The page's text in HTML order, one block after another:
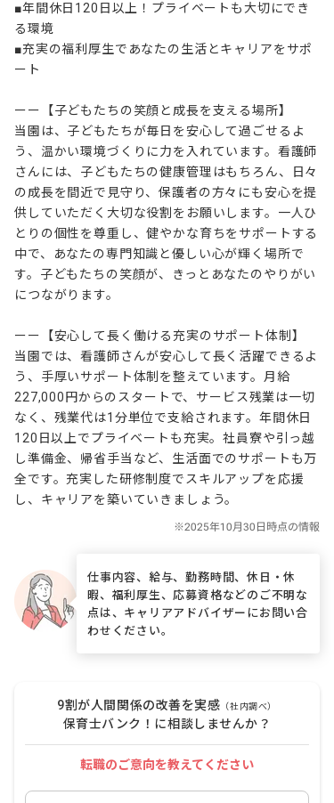
■年間休日120日以上！プライベートも大切にでき
る環境
■充実の福利厚生であなたの生活とキャリアをサポ
ート
ーー【子どもたちの笑顔と成長を支える場所】
当園は、子どもたちが毎日を安心して過ごせるよ
う、温かい環境づくりに力を入れています。看護師
さんには、子どもたちの健康管理はもちろん、日々
の成長を間近で見守り、保護者の方々にも安心を提
供していただく大切な役割をお願いします。一人ひ
とりの個性を尊重し、健やかな育ちをサポートする
中で、あなたの専門知識と優しい心が輝く場所で
す。子どもたちの笑顔が、きっとあなたのやりがい
につながります。
ーー【安心して長く働ける充実のサポート体制】
当園では、看護師さんが安心して長く活躍できるよ
う、手厚いサポート体制を整えています。月給
227,000円からのスタートで、サービス残業は一切
なく、残業代は1分単位で支給されます。年間休日
120日以上でプライベートも充実。社員寮や引っ越
し準備金、帰省手当など、生活面でのサポートも万
全です。充実した研修制度でスキルアップを応援
し、キャリアを築いていきましょう。
仕事内容、給与、勤務時間、休日・休
暇、福利厚生、応募資格などのご不明な
点は、キャリアアドバイザーにお問い合
わせください。
9割が人間関係の改善を実感 （社内調べ）
保育士バンク！に相談しませんか？
転職のご意向を教えてください